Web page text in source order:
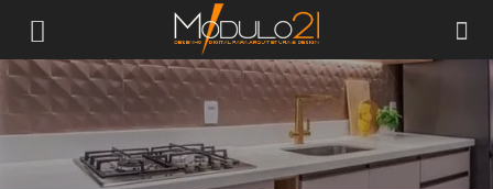
Módulo21